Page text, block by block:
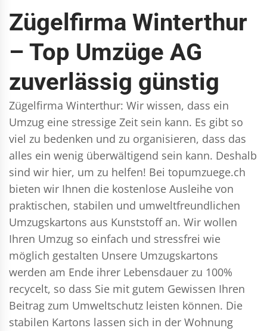
Zügelfirma Winterthur
– Top Umzüge AG
zuverlässig günstig
Zügelfirma Winterthur: Wir wissen, dass ein
Umzug eine stressige Zeit sein kann. Es gibt so
viel zu bedenken und zu organisieren, dass das
alles ein wenig überwältigend sein kann. Deshalb
sind wir hier, um zu helfen! Bei topumzuege.ch
bieten wir Ihnen die kostenlose Ausleihe von
praktischen, stabilen und umweltfreundlichen
Umzugskartons aus Kunststoff an. Wir wollen
Ihren Umzug so einfach und stressfrei wie
möglich gestalten Unsere Umzugskartons
werden am Ende ihrer Lebensdauer zu 100%
recycelt, so dass Sie mit gutem Gewissen Ihren
Beitrag zum Umweltschutz leisten können. Die
stabilen Kartons lassen sich in der Wohnung